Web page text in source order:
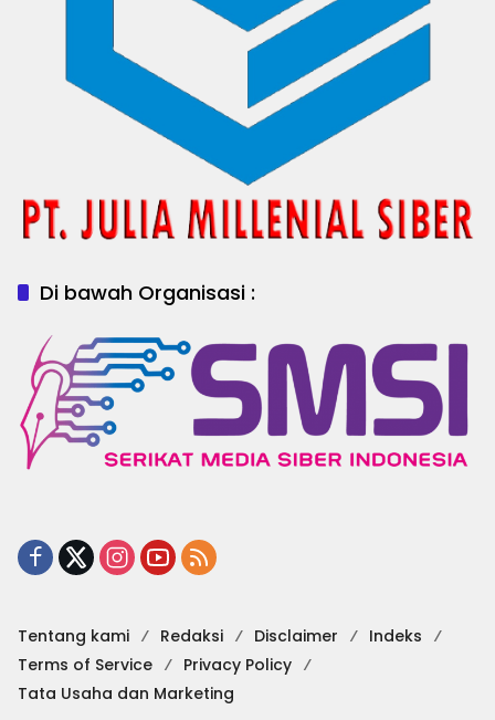
Di bawah Organisasi :
Tentang kami Redaksi Disclaimer
Indeks
Terms of Service
Privacy Policy
Tata Usaha dan Marketing